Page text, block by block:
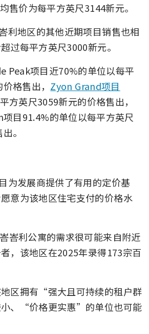
售价为每平方英尺3144新元。
利地区的其他近期项目销售也相
过每平方英尺3000新元。
Peak项目近70%的单位以每平
格售出， Zyon Grand项目
方英尺3059新元的价格售出，
目91.4%的单位以每平方英尺
。
为发展商提供了有用的定价基
意为该地区住宅支付的价格水
峇利公寓的需求很可能来自附近
，该地区在2025年录得173宗百
区拥有“强大且可持续的租户群
、“价格更实惠”的单位也可能